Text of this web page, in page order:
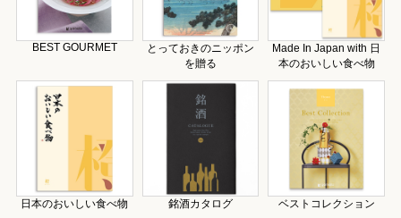
BEST GOURMET
とっておきのニッポン
を贈る
Made In Japan with 日
本のおいしい食べ物
日本のおいしい食べ物 銘酒カタログ ベストコレクション